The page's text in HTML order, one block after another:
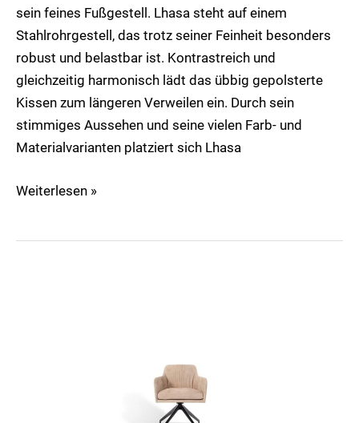
sein feines Fußgestell. Lhasa steht auf einem
Stahlrohrgestell, das trotz seiner Feinheit besonders
robust und belastbar ist. Kontrastreich und
gleichzeitig harmonisch lädt das übbig gepolsterte
Kissen zum längeren Verweilen ein. Durch sein
stimmiges Aussehen und seine vielen Farb- und
Materialvarianten platziert sich Lhasa
Weiterlesen »